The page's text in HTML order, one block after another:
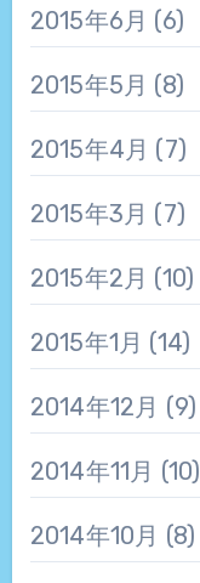
2015年6月 (6)
2015年5月 (8)
2015年4月 (7)
2015年3月 (7)
2015年2月 (10)
2015年1月 (14)
2014年12月 (9)
2014年11月 (10)
2014年10月 (8)